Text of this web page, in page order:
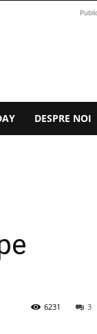
DESPRE NOI
3
6231